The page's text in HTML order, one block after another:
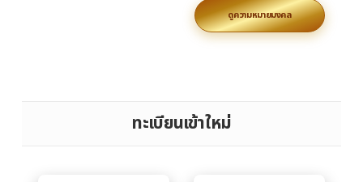
ดูความหมายมงคล
ทะเบียนเข้าใหม่